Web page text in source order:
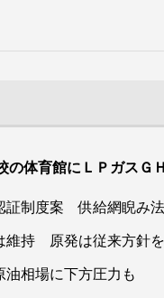
の体育館にＬＰガスＧ
導入へ
月から市内の公立小
証制度案 供給網睨み
維持 原発は従来方針
相場に下方圧力も